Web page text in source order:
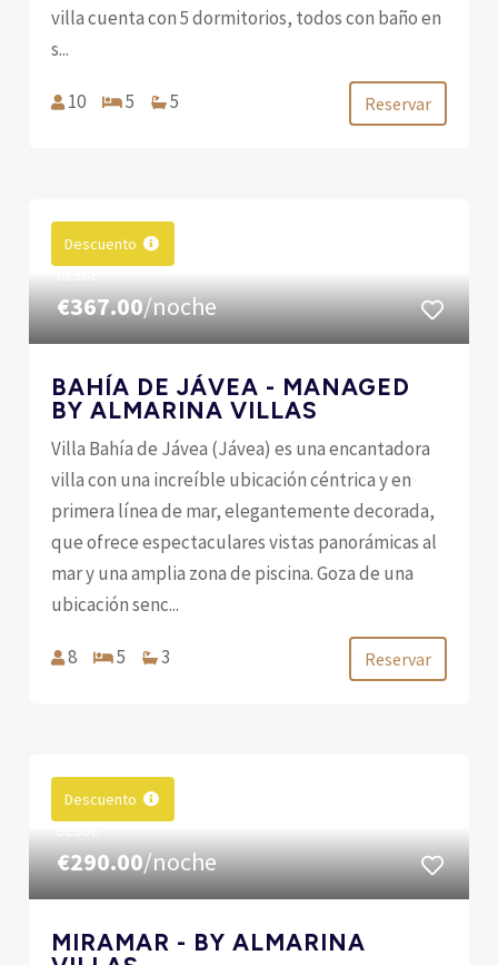
villa cuenta con 5 dormitorios, todos con baño en
s...
10 5 5 Reservar
Descuento
€367.00/noche
BAHÍA DE JÁVEA - MANAGED
BY ALMARINA VILLAS
Villa Bahía de Jávea (Jávea) es una encantadora
villa con una increíble ubicación céntrica y en
primera línea de mar, elegantemente decorada,
que ofrece espectaculares vistas panorámicas al
mar y una amplia zona de piscina. Goza de una
ubicación senc...
8 5 3 Reservar
Descuento
€290.00/noche
MIRAMAR - BY ALMARINA